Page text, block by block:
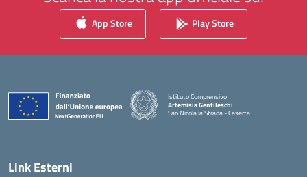
App Store Play Store
Istituto Comprensivo
Artemisia Gentileschi
San Nicola la Strada - Caserta
Link Esterni